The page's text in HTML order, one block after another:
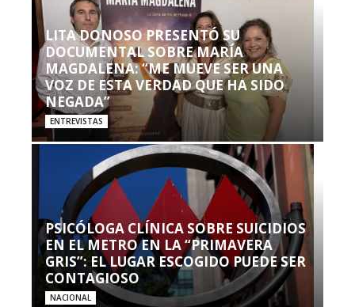
LITA DONOSO PRESENTÓ SU
DOCUMENTAL SOBRE MARÍA
MAGDALENA: “ME MUEVE SER UNA
VOZ DE ESTA VERDAD QUE HA SIDO
NEGADA”
ENTREVISTAS
PSICÓLOGA CLÍNICA SOBRE SUICIDIOS
EN EL METRO EN LA “PRIMAVERA
GRIS”: EL LUGAR ESCOGIDO PUEDE SER
CONTAGIOSO
NACIONAL